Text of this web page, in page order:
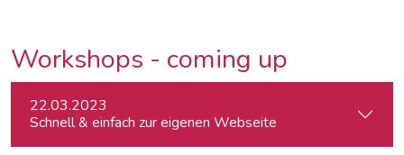
Workshops - coming up
22.03.2023
Schnell & einfach zur eigenen Webseite